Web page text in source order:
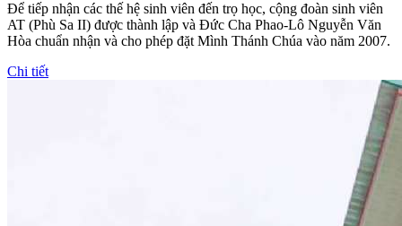
Để tiếp nhận các thế hệ sinh viên đến trọ học, cộng đoàn sinh viên
AT (Phù Sa II) được thành lập và Đức Cha Phao-Lô Nguyễn Văn
Hòa chuẩn nhận và cho phép đặt Mình Thánh Chúa vào năm 2007.
Chi tiết